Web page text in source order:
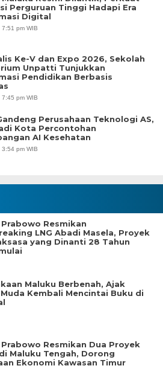
Perguruan Tinggi Hadapi Era
Digital
pm WIB
Ke-V dan Expo 2026, Sekolah
Unpatti Tunjukkan
Pendidikan Berbasis
pm WIB
Perusahaan Teknologi AS,
Kota Percontohan
AI Kesehatan
pm WIB
Resmikan
LNG Abadi Masela, Proyek
yang Dinanti 28 Tahun
Maluku Berbenah, Ajak
Kembali Mencintai Buku di
Resmikan Dua Proyek
Maluku Tengah, Dorong
Ekonomi Kawasan Timur